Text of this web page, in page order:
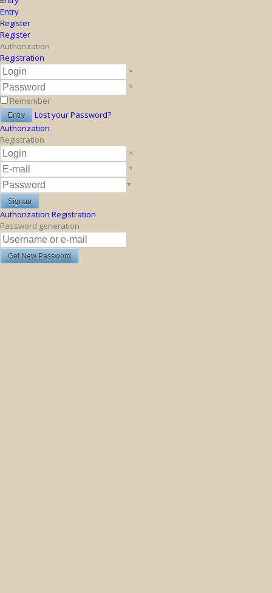
Entry
Register
Register
Authorization
Registration
*
*
Remember
Lost your Password?
Authorization
Registration
*
*
*
Authorization Registration
Password generation